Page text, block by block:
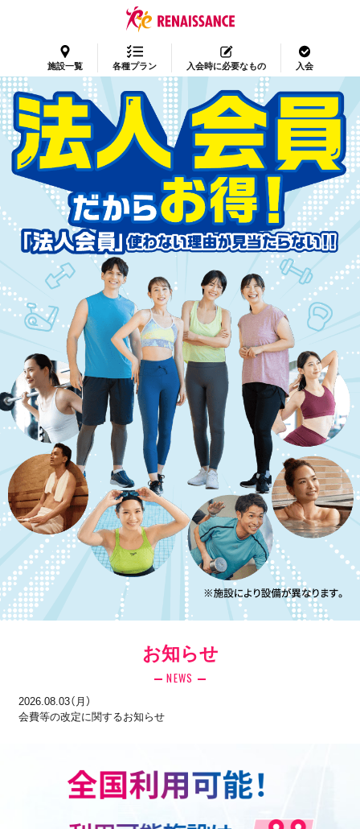
施設一覧 各種プラン 入会時に必要なもの 入会
お知らせ
NEWS
2026.08.03（月）
会費等の改定に関するお知らせ